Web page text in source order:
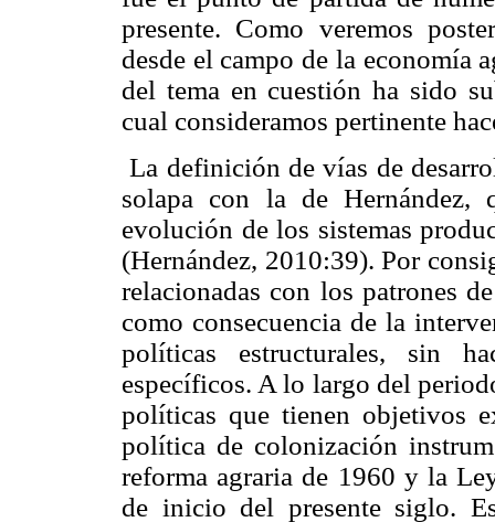
presente. Como veremos
desde el campo de la economía
del tema en cuestión ha sido
cual consideramos pertinente
La definición de vías de
solapa con la de Hernández,
evolución de los sistemas
(Hernández, 2010:39). Por
relacionadas con los patrones
como consecuencia de la
políticas estructurales, sin
específicos. A lo largo del
políticas que tienen objetivos
política de colonización
reforma agraria de 1960 y la
de inicio del presente siglo.